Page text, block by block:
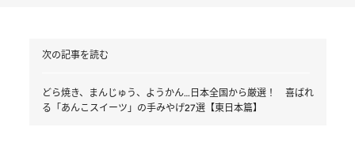
次の記事を読む
どら焼き、まんじゅう、ようかん…日本全国から厳選！ 喜ばれ
る「あんこスイーツ」の手みやげ27選【東日本篇】